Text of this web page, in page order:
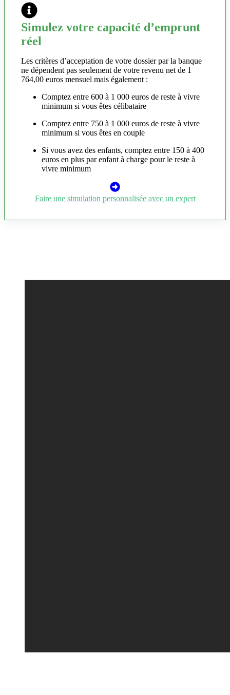
Simulez votre capacité d’emprunt
réel
Les critères d’acceptation de votre dossier par la banque
ne dépendent pas seulement de votre revenu net de 1
764,00 euros mensuel mais également :
Comptez entre 600 à 1 000 euros de reste à vivre
minimum si vous êtes célibataire
Comptez entre 750 à 1 000 euros de reste à vivre
minimum si vous êtes en couple
Si vous avez des enfants, comptez entre 150 à 400
euros en plus par enfant à charge pour le reste à
vivre minimum
Faire une simulation personnalisée avec un expert